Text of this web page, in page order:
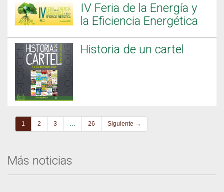
IV Feria de la Energía y
la Eficiencia Energética
Historia de un cartel
1 2 3 … 26 Siguiente →
Más noticias